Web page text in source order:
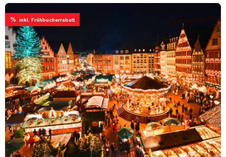
% inkl. Frühbucherrabatt